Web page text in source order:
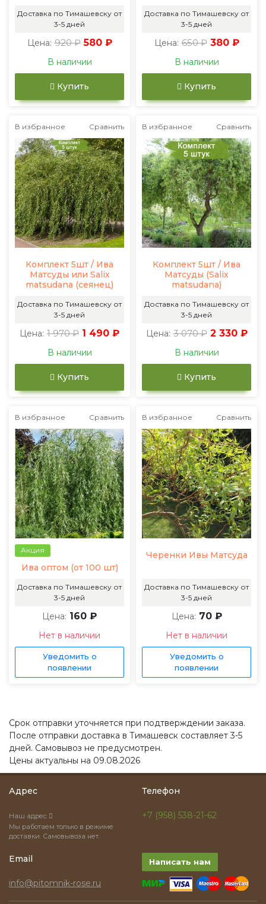
Доставка по Тимашевску от
3-5 дней
Цена: 920 ₽ 580 ₽
В наличии
Купить
Доставка по Тимашевску от
3-5 дней
Цена: 650 ₽ 380 ₽
В наличии
Купить
В избранное Сравнить
Комплект 5шт / Ива
Матсуды или Salix
matsudana (сеянец)
Доставка по Тимашевску от
3-5 дней
Цена: 1 970 ₽ 1 490 ₽
В наличии
Купить
В избранное Сравнить
Комплект 5шт / Ива
Матсуды (Salix
matsudana)
Доставка по Тимашевску от
3-5 дней
Цена: 3 070 ₽ 2 330 ₽
В наличии
Купить
В избранное Сравнить
Акция
Ива оптом (от 100 шт)
Доставка по Тимашевску от
3-5 дней
Цена: 160 ₽
Нет в наличии
Уведомить о
появлении
В избранное Сравнить
Черенки Ивы Матсуда
Доставка по Тимашевску от
3-5 дней
Цена: 70 ₽
Нет в наличии
Уведомить о
появлении
Срок отправки уточняется при подтверждении заказа.
После отправки доставка в Тимашевск составляет 3-5
дней. Самовывоз не предусмотрен.
Цены актуальны на 09.08.2026
Адрес
Наш адрес
Мы работаем только в режиме
доставки. Самовывоза нет.
Телефон
+7 (958) 538-21-62
Email
info@pitomnik-rose.ru
Написать нам